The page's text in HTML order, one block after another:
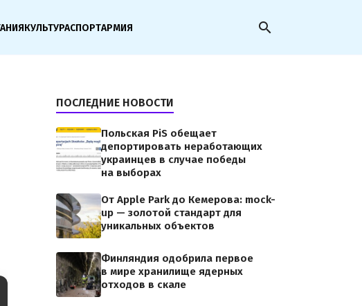
КУЛЬТУРАСПОРТАРМИЯ search
ПОСЛЕДНИЕ НОВОСТИ
Польская PiS обещает
депортировать неработающих
украинцев в случае победы
на выборах
От Apple Park до Кемерова: mock-
up — золотой стандарт для
уникальных объектов
Финляндия одобрила первое
в мире хранилище ядерных
отходов в скале